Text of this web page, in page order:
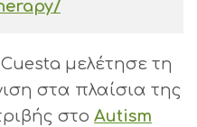
μελέτησε τη
στα πλαίσια της
στο Autism